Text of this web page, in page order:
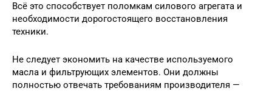
Всё это способствует поломкам силового агрегата и
необходимости дорогостоящего восстановления
техники.
Не следует экономить на качестве используемого
масла и фильтрующих элементов. Они должны
полностью отвечать требованиям производителя —